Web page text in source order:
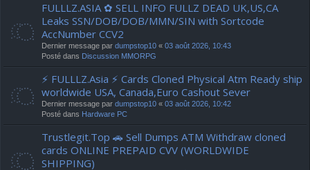
FULLLZ.ASIA ✿ SELL INFO FULLZ DEAD UK,US,CA
Leaks SSN/DOB/DOB/MMN/SIN with Sortcode
AccNumber CCV2
Dernier message par dumpstop10 « 03 août 2026, 10:43
Posté dans Discussion MMORPG
⚡ FULLLZ.Asia ⚡ Cards Cloned Physical Atm Ready ship
worldwide USA, Canada,Euro Cashout Sever
Dernier message par dumpstop10 « 03 août 2026, 10:42
Posté dans Hardware PC
Trustlegit.Top 🚗 Sell Dumps ATM Withdraw cloned
cards ONLINE PREPAID CVV (WORLDWIDE
SHIPPING)